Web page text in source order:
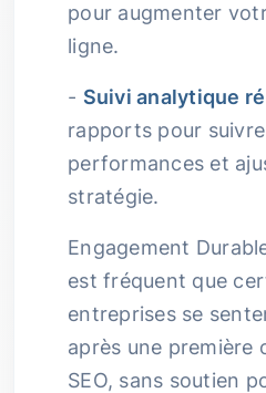
pour augmenter
ligne.
- Suivi analytique
rapports pour
performances et
stratégie.
Engagement
est fréquent que
entreprises se
après une première
SEO, sans soutien